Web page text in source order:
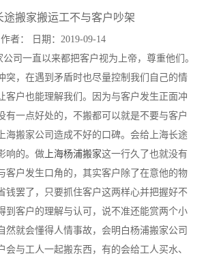
途搬家搬运工不与客户吵架
作者：
日期：2019-09-14
司一直以来都把客户视为上帝，尊重他们。
突，在遇到矛盾时也尽量控制我们自己的情
客户也能理解我们。因为与客户发生正面冲
有一点好处的，不搬都可以就是不要与客户
海搬家公司造成不好的口碑。会给上海长途
响的。做 上海杨浦搬家这一行久了也就没有
客户发生口角的，其实客户除了在意他的物
钱罢了，只要抓住客户这两样心并把握好不
到客户的理解与认可，说不准还能赏两个小
然就会懂得人情事故，会明白杨浦搬家公司
会与工人一起搬东西，有的会给工人买水、